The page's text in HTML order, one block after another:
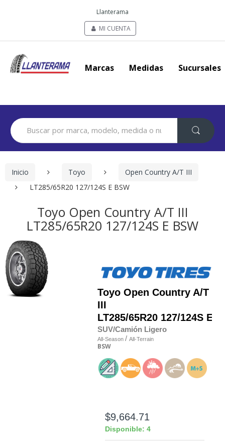
Llanterama
MI CUENTA
Marcas Medidas Sucursales
Search
for:
Inicio Toyo
Open Country A/T III
LT285/65R20 127/124S E BSW
Toyo Open Country A/T III
LT285/65R20 127/124S E BSW
Toyo Open Country A/T
III
LT285/65R20 127/124S E
SUV/Camión Ligero
All-Season / All-Terrain
BSW
$9,664.71
Disponible: 4